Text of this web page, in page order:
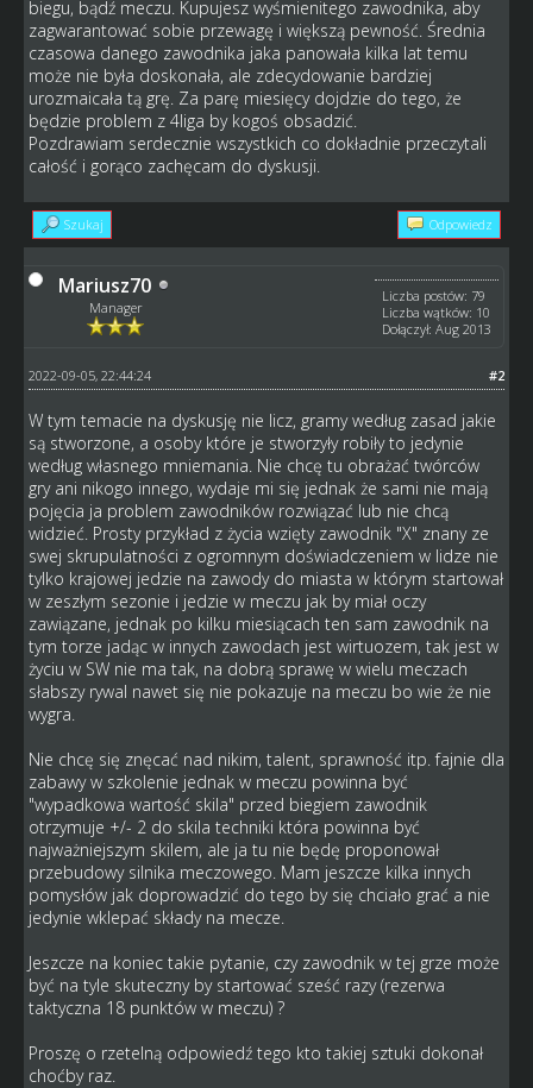
biegu, bądź meczu. Kupujesz wyśmienitego zawodnika, aby
zagwarantować sobie przewagę i większą pewność. Średnia
czasowa danego zawodnika jaka panowała kilka lat temu
może nie była doskonała, ale zdecydowanie bardziej
urozmaicała tą grę. Za parę miesięcy dojdzie do tego, że
będzie problem z 4liga by kogoś obsadzić.
Pozdrawiam serdecznie wszystkich co dokładnie przeczytali
całość i gorąco zachęcam do dyskusji.
Szukaj Odpowiedz
Mariusz70
Manager
Liczba postów: 79
Liczba wątków: 10
Dołączył: Aug 2013
#2
2022-09-05, 22:44:24
W tym temacie na dyskusję nie licz, gramy według zasad jakie
są stworzone, a osoby które je stworzyły robiły to jedynie
według własnego mniemania. Nie chcę tu obrażać twórców
gry ani nikogo innego, wydaje mi się jednak że sami nie mają
pojęcia ja problem zawodników rozwiązać lub nie chcą
widzieć. Prosty przykład z życia wzięty zawodnik "X" znany ze
swej skrupulatności z ogromnym doświadczeniem w lidze nie
tylko krajowej jedzie na zawody do miasta w którym startował
w zeszłym sezonie i jedzie w meczu jak by miał oczy
zawiązane, jednak po kilku miesiącach ten sam zawodnik na
tym torze jadąc w innych zawodach jest wirtuozem, tak jest w
życiu w SW nie ma tak, na dobrą sprawę w wielu meczach
słabszy rywal nawet się nie pokazuje na meczu bo wie że nie
wygra.
Nie chcę się znęcać nad nikim, talent, sprawność itp. fajnie dla
zabawy w szkolenie jednak w meczu powinna być
"wypadkowa wartość skila" przed biegiem zawodnik
otrzymuje +/- 2 do skila techniki która powinna być
najważniejszym skilem, ale ja tu nie będę proponował
przebudowy silnika meczowego. Mam jeszcze kilka innych
pomysłów jak doprowadzić do tego by się chciało grać a nie
jedynie wklepać składy na mecze.
Jeszcze na koniec takie pytanie, czy zawodnik w tej grze może
być na tyle skuteczny by startować sześć razy (rezerwa
taktyczna 18 punktów w meczu) ?
Proszę o rzetelną odpowiedź tego kto takiej sztuki dokonał
choćby raz.